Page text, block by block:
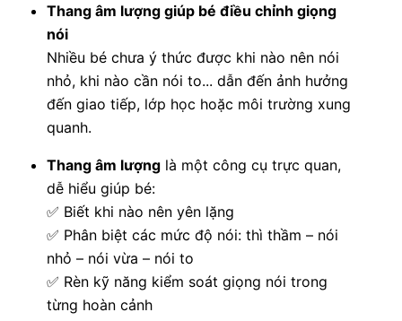
Thang âm lượng giúp bé điều chỉnh giọng
nói
Nhiều bé chưa ý thức được khi nào nên nói
nhỏ, khi nào cần nói to... dẫn đến ảnh hưởng
đến giao tiếp, lớp học hoặc môi trường xung
quanh.
Thang âm lượng là một công cụ trực quan,
dễ hiểu giúp bé:
✅ Biết khi nào nên yên lặng
✅ Phân biệt các mức độ nói: thì thầm – nói
nhỏ – nói vừa – nói to
✅ Rèn kỹ năng kiểm soát giọng nói trong
từng hoàn cảnh